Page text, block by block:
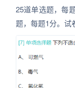
25道单选题，每
题，每题1分。试